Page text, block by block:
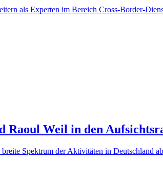
als Experten im Bereich Cross-Border-
Raoul Weil in den
Spektrum der Aktivitäten in Deutschland